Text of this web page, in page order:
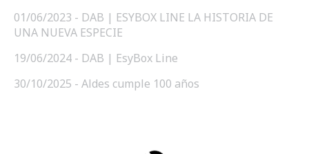
01/06/2023 - DAB | ESYBOX LINE LA HISTORIA DE
UNA NUEVA ESPECIE
19/06/2024 - DAB | EsyBox Line
30/10/2025 - Aldes cumple 100 años